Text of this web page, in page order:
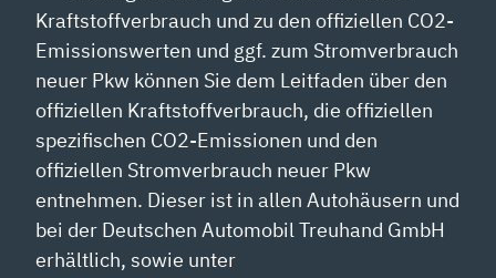
Kraftstoffverbrauch und zu den offiziellen CO2-
Emissionswerten und ggf. zum Stromverbrauch
neuer Pkw können Sie dem Leitfaden über den
offiziellen Kraftstoffverbrauch, die offiziellen
spezifischen CO2-Emissionen und den
offiziellen Stromverbrauch neuer Pkw
entnehmen. Dieser ist in allen Autohäusern und
bei der Deutschen Automobil Treuhand GmbH
erhältlich, sowie unter